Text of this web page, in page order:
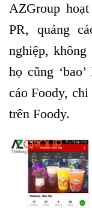
AZGroup
PR, quảng
nghiệp,
họ cũng
cáo Foody,
trên Foody.